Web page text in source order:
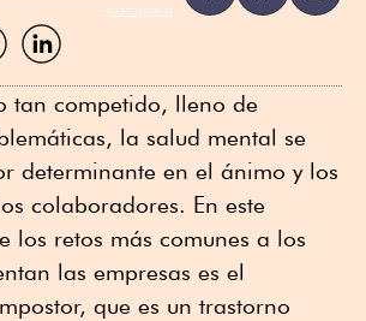
ReadSpeaker
Compartir
por
tan competido, lleno de
la salud mental se
determinante en el ánimo y los
colaboradores. En este
los retos más comunes a los
las empresas es el
que es un trastorno